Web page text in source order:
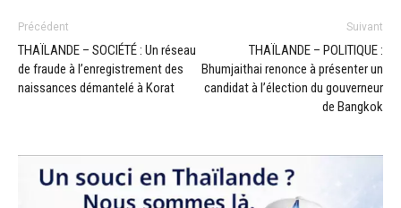
Précédent
THAÏLANDE – SOCIÉTÉ : Un réseau
de fraude à l’enregistrement des
naissances démantelé à Korat
Suivant
THAÏLANDE – POLITIQUE :
Bhumjaithai renonce à présenter un
candidat à l’élection du gouverneur
de Bangkok